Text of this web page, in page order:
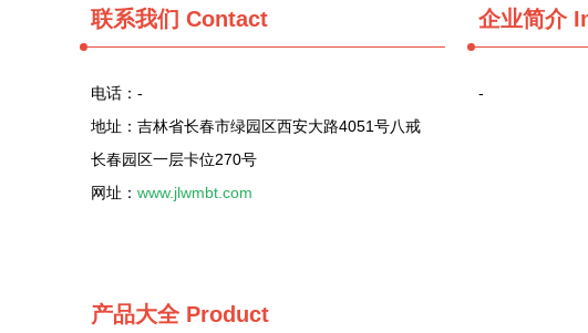
联系我们 Contact
电话：-
地址：吉林省长春市绿园区西安大路4051号八戒
长春园区一层卡位270号
网址： www.jlwmbt.com
企业简介
-
产品大全Product